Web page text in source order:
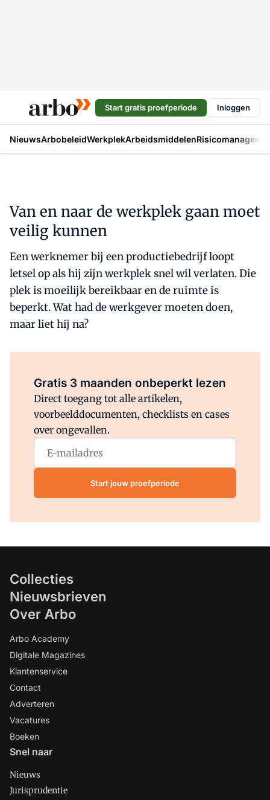
Start gratis proefperiode Inloggen
NieuwsArbobeleidWerkplekArbeidsmiddelen
Van en naar de werkplek gaan moet
veilig kunnen
Een werknemer bij een productiebedrijf loopt
letsel op als hij zijn werkplek snel wil verlaten. Die
plek is moeilijk bereikbaar en de ruimte is
beperkt. Wat had de werkgever moeten doen,
maar liet hij na?
Gratis 3 maanden onbeperkt lezen
Direct toegang tot alle artikelen,
voorbeelddocumenten, checklists en cases
over ongevallen.
Start jouw proefperiode
Collecties
Nieuwsbrieven
Over Arbo
Arbo Academy
Digitale Magazines
Klantenservice
Contact
Adverteren
Vacatures
Boeken
Snel naar
Nieuws
Jurisprudentie